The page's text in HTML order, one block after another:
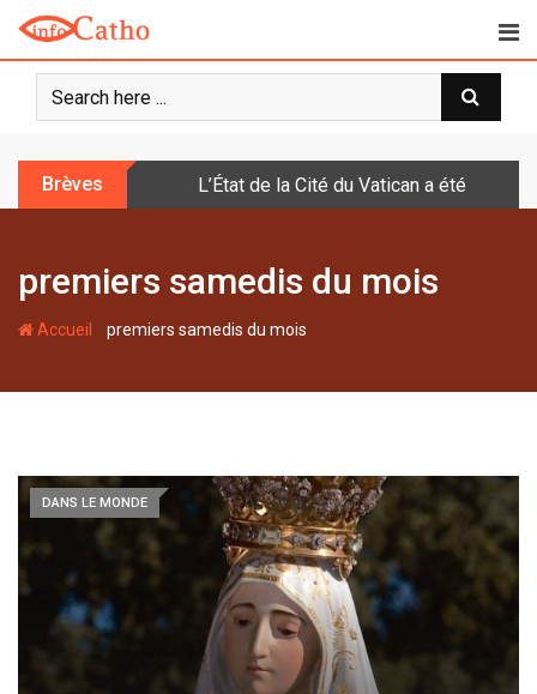
o
Brèves L’État de la Cité du Vatican a été doté
premiers samedis du mois
Accueil -premiers samedis du mois
DANS LE MONDE